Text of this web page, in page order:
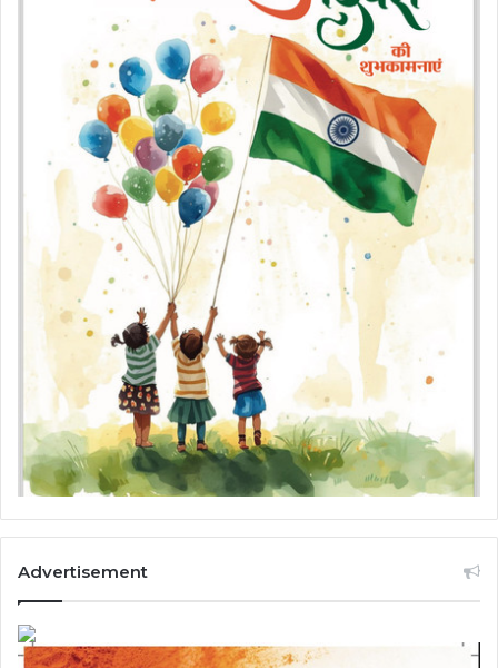
Advertisement